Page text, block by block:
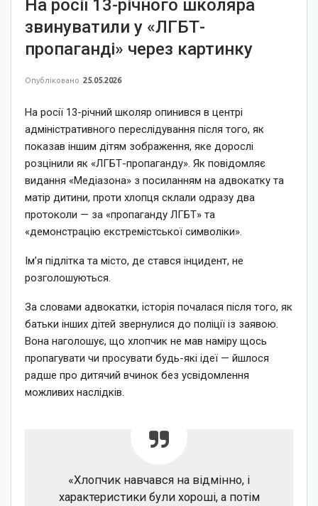
На росії 13-річного школяра
звинуватили у «ЛГБТ-
пропаганді» через картинку
Опубліковано 25.05.2026
На росії 13-річний школяр опинився в центрі
адміністративного переслідування після того, як
показав іншим дітям зображення, яке дорослі
розцінили як «ЛГБТ-пропаганду». Як повідомляє
видання «Медіазона» з посиланням на адвокатку та
матір дитини, проти хлопця склали одразу два
протоколи — за «пропаганду ЛГБТ» та
«демонстрацію екстремістської символіки».
Ім’я підлітка та місто, де стався інцидент, не
розголошуються.
За словами адвокатки, історія почалася після того, як
батьки інших дітей звернулися до поліції із заявою.
Вона наголошує, що хлопчик не мав наміру щось
пропагувати чи просувати будь-які ідеї — йшлося
радше про дитячий вчинок без усвідомлення
можливих наслідків.
«Хлопчик навчався на відмінно, і
характеристики були хороші, а потім